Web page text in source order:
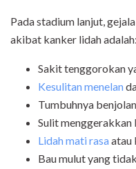
Pada stadium lanjut,
akibat kanker lidah adalah:
Sakit tenggorokan
Kesulitan menelan
Tumbuhnya
Sulit menggerakkan
Lidah mati rasaatau
Bau mulut yang